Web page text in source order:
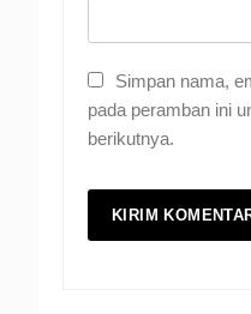
Simpan nama,
pada peramban ini
berikutnya.